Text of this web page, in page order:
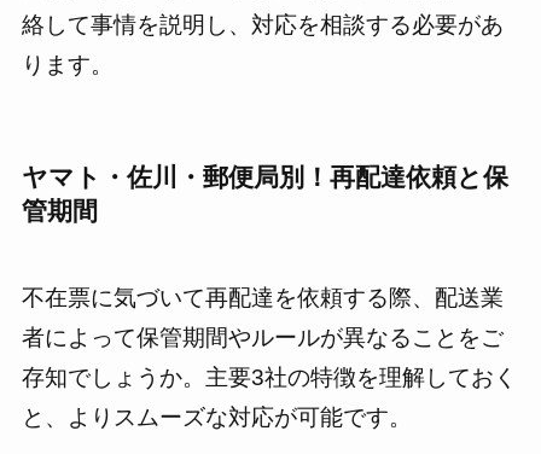
絡して事情を説明し、対応を相談する必要があ
ります。
ヤマト・佐川・郵便局別！再配達依頼と保
管期間
不在票に気づいて再配達を依頼する際、配送業
者によって保管期間やルールが異なることをご
存知でしょうか。主要3社の特徴を理解しておく
と、よりスムーズな対応が可能です。